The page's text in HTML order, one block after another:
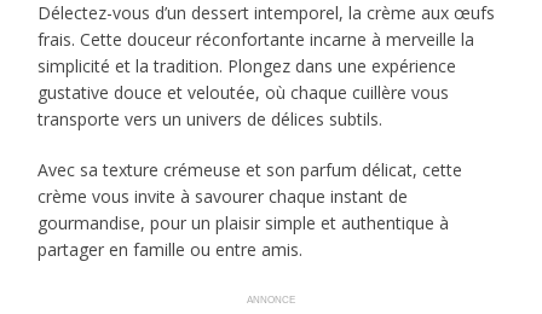
Délectez-vous d’un dessert intemporel, la crème aux œufs
frais. Cette douceur réconfortante incarne à merveille la
simplicité et la tradition. Plongez dans une expérience
gustative douce et veloutée, où chaque cuillère vous
transporte vers un univers de délices subtils.
Avec sa texture crémeuse et son parfum délicat, cette
crème vous invite à savourer chaque instant de
gourmandise, pour un plaisir simple et authentique à
partager en famille ou entre amis.
ANNONCE